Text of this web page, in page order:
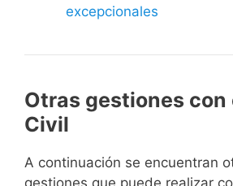
excepcionales
Otras gestiones con
Civil
A continuación se encuentran
gestiones que puede realizar